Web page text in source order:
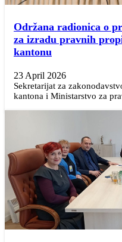
Održana radionica o
za izradu pravnih
kantonu
23 April 2026
Sekretarijat za
kantona i Ministarstvo za